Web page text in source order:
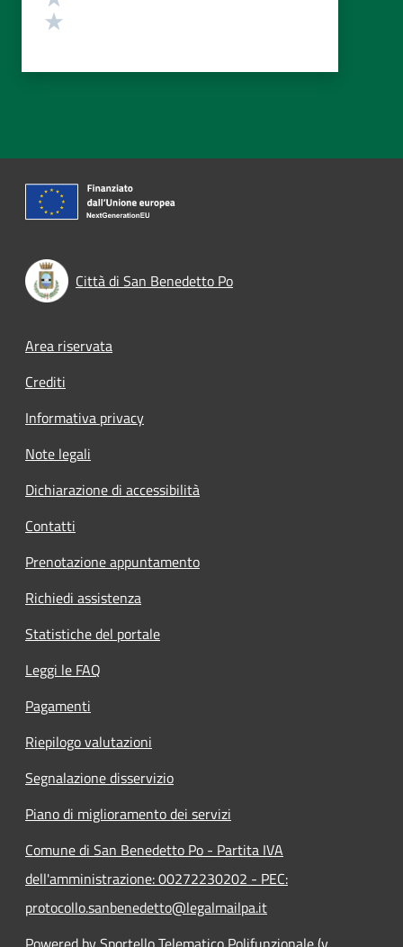
Città di San Benedetto Po
Footer menu
Area riservata
Crediti
Informativa privacy
Note legali
Dichiarazione di accessibilità
Contatti
Prenotazione appuntamento
Richiedi assistenza
Statistiche del portale
Leggi le FAQ
Pagamenti
Riepilogo valutazioni
Segnalazione disservizio
Piano di miglioramento dei servizi
Comune di San Benedetto Po - Partita IVA
dell'amministrazione: 00272230202 - PEC:
protocollo.sanbenedetto@legalmailpa.it